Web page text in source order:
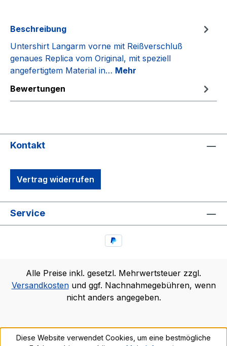
Beschreibung
Untershirt Langarm vorne mit Reißverschluß
genaues Replica vom Original, mit speziell
angefertigtem Material in… Mehr
Bewertungen
Kontakt
Vertrag widerrufen
Service
Alle Preise inkl. gesetzl. Mehrwertsteuer zzgl.
Versandkostenund ggf. Nachnahmegebühren, wenn
nicht anders angegeben.
Diese Website verwendet Cookies, um eine bestmögliche